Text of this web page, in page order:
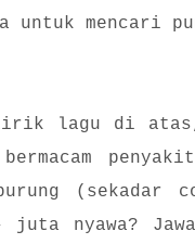
untuk mencari
lagu di
(sekadar
nyawa?